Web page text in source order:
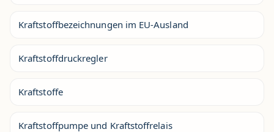
Kraftstoffbezeichnungen im EU-Ausland
Kraftstoffdruckregler
Kraftstoffe
Kraftstoffpumpe und Kraftstoffrelais